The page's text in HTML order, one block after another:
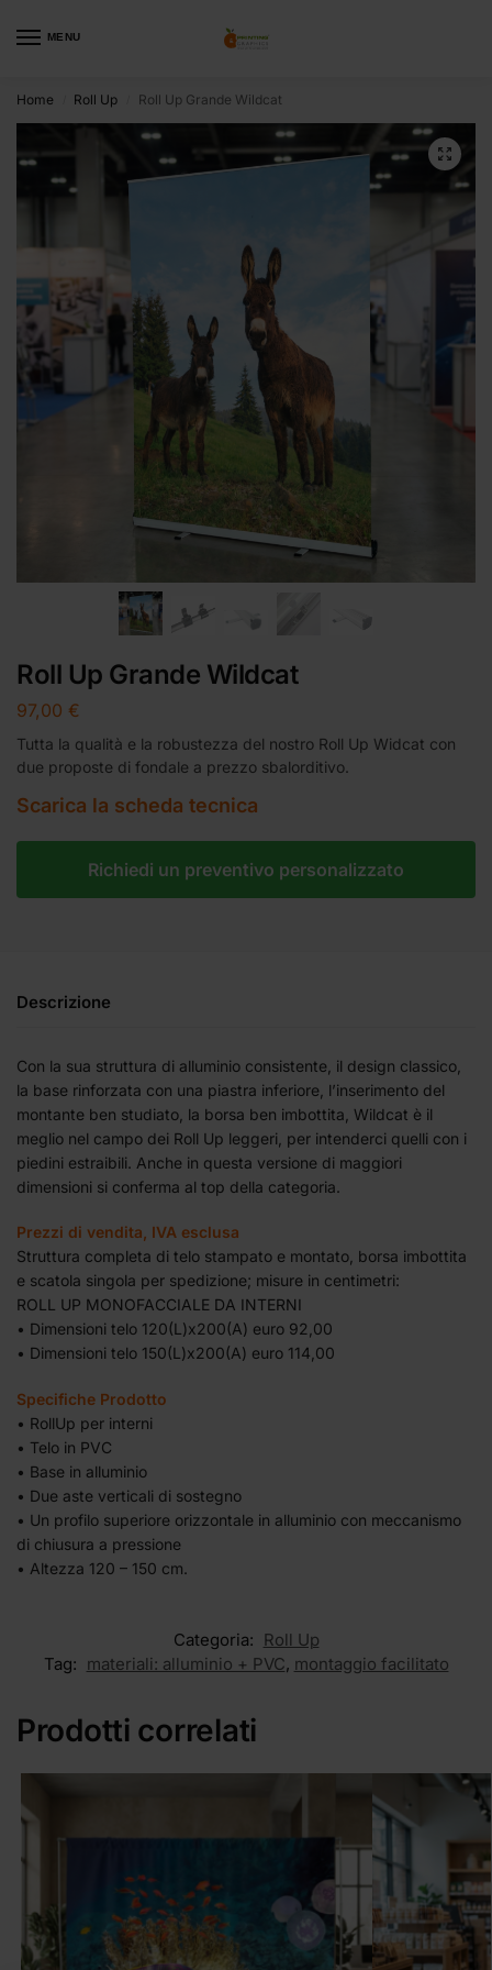
MENU
Home Roll Up Roll Up Grande Wildcat
Roll Up Grande Wildcat
97,00 €
Tutta la qualità e la robustezza del nostro Roll Up Widcat con
due proposte di fondale a prezzo sbalorditivo.
Scarica la scheda tecnica
Richiedi un preventivo personalizzato
Descrizione
Con la sua struttura di alluminio consistente, il design classico,
la base rinforzata con una piastra inferiore, l’inserimento del
montante ben studiato, la borsa ben imbottita, Wildcat è il
meglio nel campo dei Roll Up leggeri, per intenderci quelli con i
piedini estraibili. Anche in questa versione di maggiori
dimensioni si conferma al top della categoria.
Prezzi di vendita, IVA esclusa
Struttura completa di telo stampato e montato, borsa imbottita
e scatola singola per spedizione; misure in centimetri:
ROLL UP MONOFACCIALE DA INTERNI
• Dimensioni telo 120(L)x200(A) euro 92,00
• Dimensioni telo 150(L)x200(A) euro 114,00
Specifiche Prodotto
• RollUp per interni
• Telo in PVC
• Base in alluminio
• Due aste verticali di sostegno
• Un profilo superiore orizzontale in alluminio con meccanismo
di chiusura a pressione
• Altezza 120 – 150 cm.
Categoria: Roll Up
Tag: materiali: alluminio + PVC, montaggio facilitato
Prodotti correlati